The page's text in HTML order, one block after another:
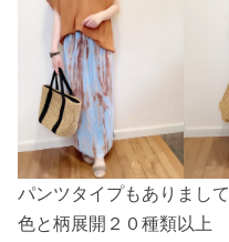
パンツタイプもありまして
色と柄展開２０種類以上